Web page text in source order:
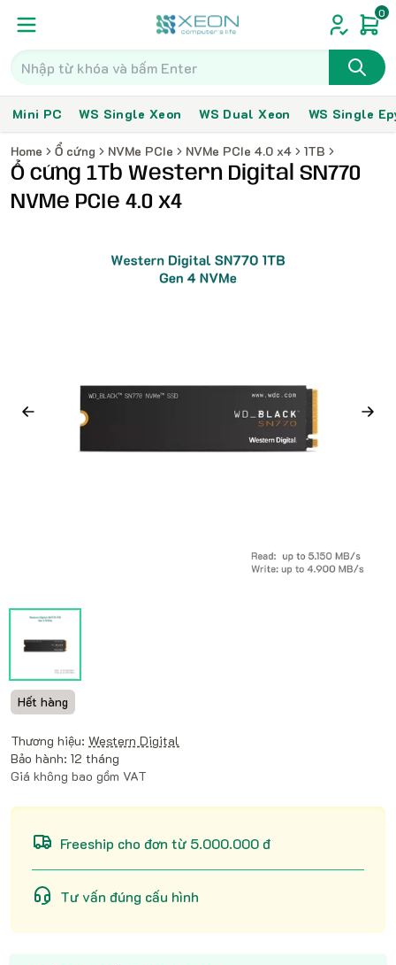
0
Mini PC WS Single Xeon WS Dual Xeon WS Single
Home Ổ cứng NVMe PCIe NVMe PCIe 4.0 x4 1TB
Ổ cứng 1Tb Western Digital SN770
NVMe PCIe 4.0 x4
Hết hàng
Thương hiệu: Western Digital
Bảo hành: 12 tháng
Giá không bao gồm VAT
Freeship cho đơn từ 5.000.000 đ
Tư vấn đúng cấu hình